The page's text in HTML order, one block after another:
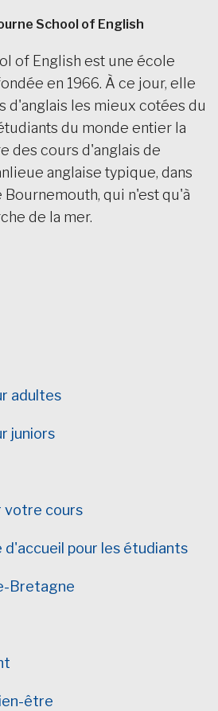
School of English
of English est une école
en 1966. À ce jour, elle
d'anglais les mieux cotées du
du monde entier la
des cours d'anglais de
anglaise typique, dans
Bournemouth, qui n'est qu'à
de la mer.
adultes
juniors
votre cours
d'accueil pour les étudiants
Bretagne
être